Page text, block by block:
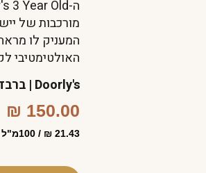
המעניק לו
האולטימטיבי
Doorly's | ברבדוס | 3 שנים | רום לבן אלגנטי המשלב רעננות טרופית
150.00 ₪
21.43 ₪ / 100מ"ל